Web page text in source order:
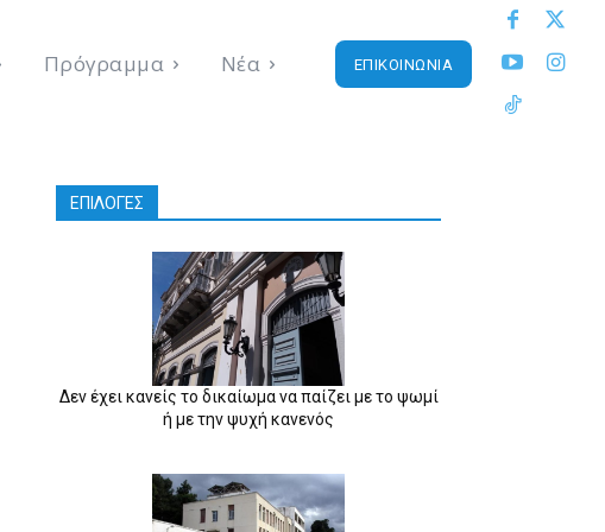
Πρόγραμμα Νέα ΕΠΙΚΟΙΝΩΝΙΑ
ΕΠΙΛΟΓΕΣ
Δεν έχει κανείς το δικαίωμα να παίζει με το ψωμί
ή με την ψυχή κανενός